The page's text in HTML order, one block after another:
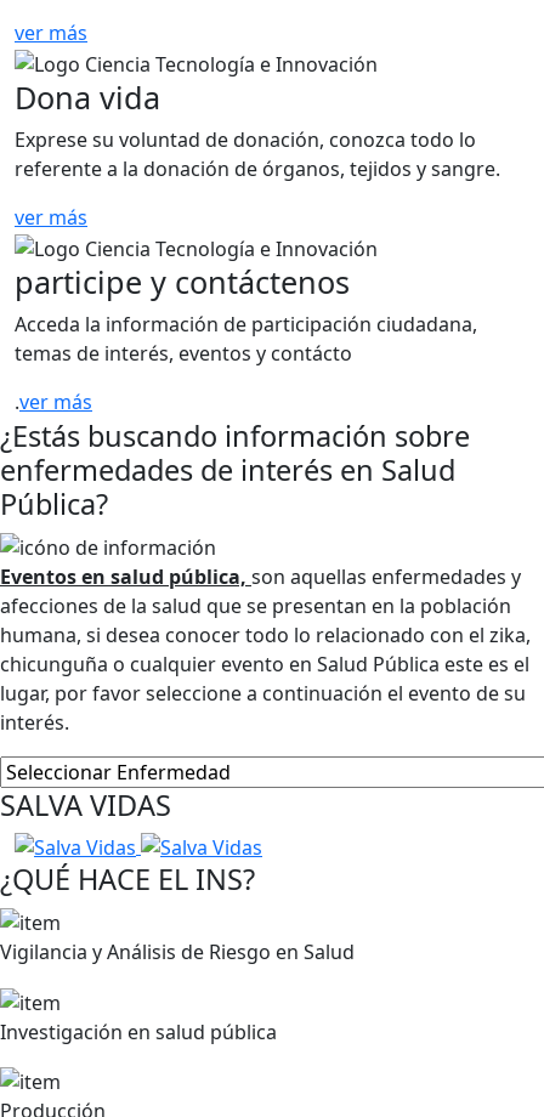
ver más
Dona vida
Exprese su voluntad de donación, conozca todo lo
referente a la donación de órganos, tejidos y sangre.
ver más
participe y contáctenos
Acceda la información de participación ciudadana,
temas de interés, eventos y contácto
.ver más
¿Estás buscando información sobre
enfermedades de interés en Salud
Pública?
Eventos en salud pública, son aquellas enfermedades y
afecciones de la salud que se presentan en la población
humana, si desea conocer todo lo relacionado con el zika,
chicunguña o cualquier evento en Salud Pública este es el
lugar, por favor seleccione a continuación el evento de su
interés.
SALVA VIDAS
¿QUÉ HACE EL INS?
Vigilancia y Análisis de Riesgo en Salud
Investigación en salud pública
Producción